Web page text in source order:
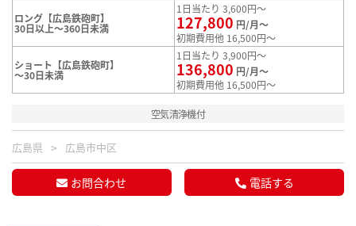
ロング【広島鉄砲町】
30日以上～360日未満
1日当たり 3,600円～
127,800 円/月～
初期費用他 16,500円～
ショート【広島鉄砲町】
～30日未満
1日当たり 3,900円～
136,800 円/月～
初期費用他 16,500円～
空気清浄機付
広島県 広島市中区
お問合わせ 電話する